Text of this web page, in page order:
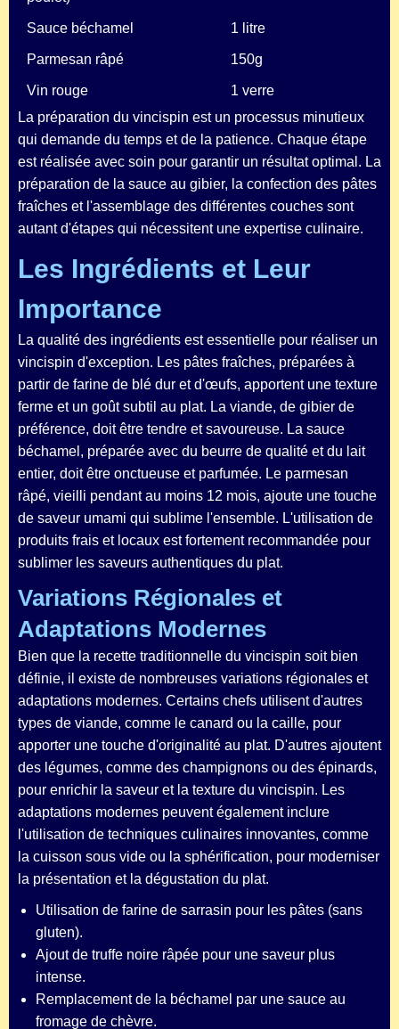
Sauce béchamel 1 litre
Parmesan râpé 150g
Vin rouge
1 verre
La préparation du vincispin est un processus minutieux
qui demande du temps et de la patience. Chaque étape
est réalisée avec soin pour garantir un résultat optimal. La
préparation de la sauce au gibier, la confection des pâtes
fraîches et l'assemblage des différentes couches sont
autant d'étapes qui nécessitent une expertise culinaire.
Les Ingrédients et Leur
Importance
La qualité des ingrédients est essentielle pour réaliser un
vincispin d'exception. Les pâtes fraîches, préparées à
partir de farine de blé dur et d'œufs, apportent une texture
ferme et un goût subtil au plat. La viande, de gibier de
préférence, doit être tendre et savoureuse. La sauce
béchamel, préparée avec du beurre de qualité et du lait
entier, doit être onctueuse et parfumée. Le parmesan
râpé, vieilli pendant au moins 12 mois, ajoute une touche
de saveur umami qui sublime l'ensemble. L'utilisation de
produits frais et locaux est fortement recommandée pour
sublimer les saveurs authentiques du plat.
Variations Régionales et
Adaptations Modernes
Bien que la recette traditionnelle du vincispin soit bien
définie, il existe de nombreuses variations régionales et
adaptations modernes. Certains chefs utilisent d'autres
types de viande, comme le canard ou la caille, pour
apporter une touche d'originalité au plat. D'autres ajoutent
des légumes, comme des champignons ou des épinards,
pour enrichir la saveur et la texture du vincispin. Les
adaptations modernes peuvent également inclure
l'utilisation de techniques culinaires innovantes, comme
la cuisson sous vide ou la sphérification, pour moderniser
la présentation et la dégustation du plat.
Utilisation de farine de sarrasin pour les pâtes (sans
gluten).
Ajout de truffe noire râpée pour une saveur plus
intense.
Remplacement de la béchamel par une sauce au
fromage de chèvre.